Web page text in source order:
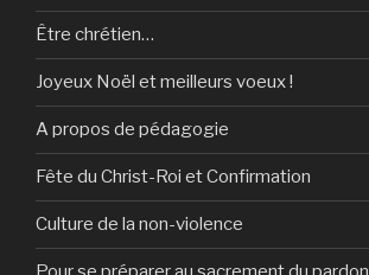
Être chrétien…
Joyeux Noël et meilleurs voeux !
A propos de pédagogie
Fête du Christ-Roi et Confirmation
Culture de la non-violence